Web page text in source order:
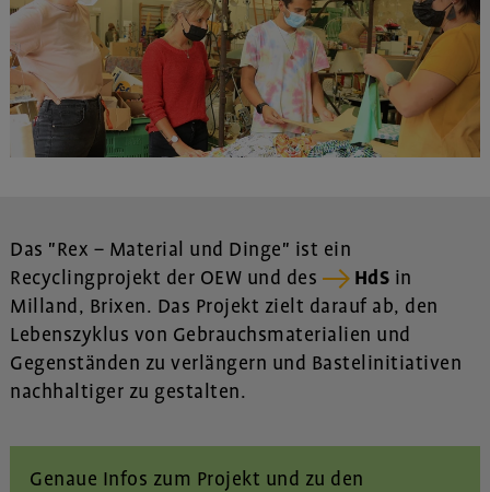
Das "Rex – Material und Dinge" ist ein
Recyclingprojekt der OEW und des
HdS in
Milland, Brixen. Das Projekt zielt darauf ab, den
Lebenszyklus von Gebrauchsmaterialien und
Gegenständen zu verlängern und Bastelinitiativen
nachhaltiger zu gestalten.
Genaue Infos zum Projekt und zu den